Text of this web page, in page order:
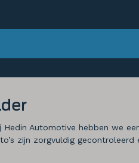
Automotive hebben we
zijn zorgvuldig